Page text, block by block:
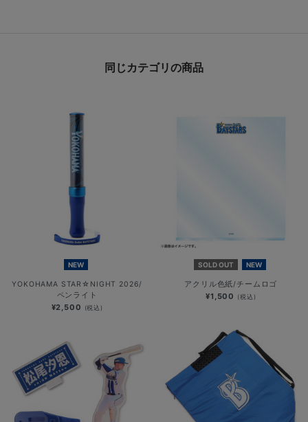
同じカテゴリの商品
NEW
YOKOHAMA STAR☆NIGHT 2026/
ペンライト
¥2,500 (税込)
SOLD OUT NEW
アクリル色紙/チームロゴ
¥1,500 (税込)